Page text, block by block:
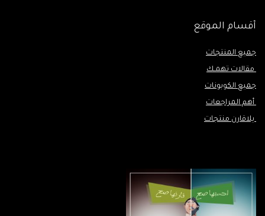
أقسام الموقع
جميع المنتجات
مقالات تهمـك
جميع الكوبونات
أهم المراجعات
يلاقارن منتجات